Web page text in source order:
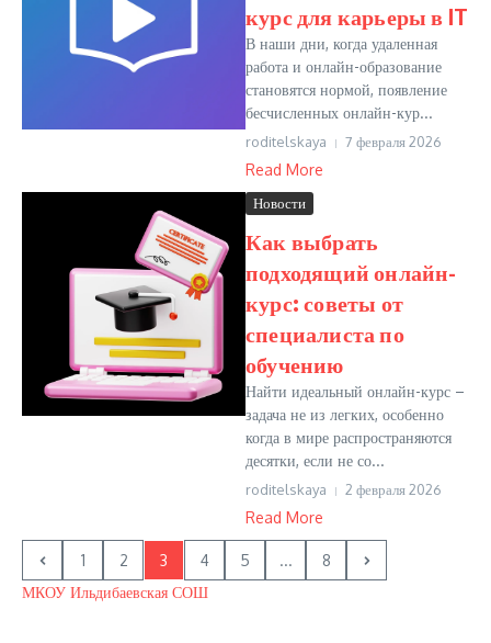
курс для карьеры в IT
В наши дни, когда удаленная
работа и онлайн-образование
становятся нормой, появление
бесчисленных онлайн-кур...
roditelskaya 7 февраля 2026
Read More
Новости
Как выбрать
подходящий онлайн-
курс: советы от
специалиста по
обучению
Найти идеальный онлайн-курс –
задача не из легких, особенно
когда в мире распространяются
десятки, если не со...
roditelskaya 2 февраля 2026
Read More
1 2 3 4 5 ...
8
МКОУ Ильдибаевская СОШ